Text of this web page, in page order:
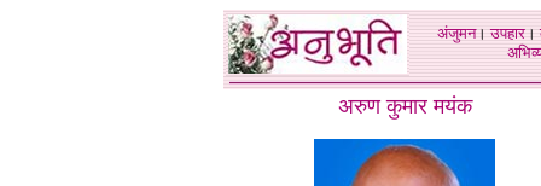
अंजुमन।उपहार।
अरुण कुमार मयंक